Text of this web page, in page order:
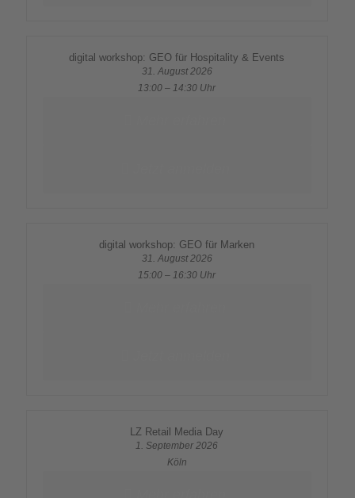
digital workshop: GEO für Hospitality & Events
31. August 2026
13:00 – 14:30 Uhr
digital workshop: GEO für Marken
31. August 2026
15:00 – 16:30 Uhr
LZ Retail Media Day
1. September 2026
Köln